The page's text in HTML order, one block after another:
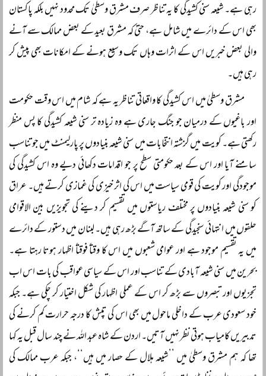
رہی ہے۔ شیعہ سنی کشیدگی کا یہ تناظر صرف مشرق وسطیٰ تک محدود نہیں بلکہ پاکستان
بھی اس کے دائرے میں شامل ہے، حتیٰ کہ مشرق بعید کے بعض ممالک سے آنے
والی بعض خبریں اس کے اثرات وہاں تک وسیع ہونے کے امکانات بھی پیش کر
رہی ہیں۔
مشرق وسطیٰ میں اس کشیدگی کا واقعاتی تناظر یہ ہے کہ شام میں اس وقت حکومت
اور باغیوں کے درمیان جو جنگ جاری ہے وہ زیادہ تر سنی شیعہ کشیدگی کا پس منظر
رکھتی ہے۔ کویت میں گزشتہ انتخابات میں سنی شیعہ بنیادوں پر پارلیمنٹ میں جو تناسب
سامنے آیا اور اس کے بعد حکومتی سطح پر جو اقدامات دکھائی دیے وہ اس کشیدگی کی
موجودگی اور کویت کی قومی سیاست میں اس کی اثر خیزی کی غمازی کرتے ہیں۔ عراق
کو سنی شیعہ بنیادوں پر مختلف ریاستوں میں تقسیم کر دینے کی تجویزیں بین الاقوامی
حلقوں میں انتہائی سنجیدگی کے ساتھ آگے بڑھ رہی ہیں۔ لبنان میں دستور کے دائرے
میں یہ تقسیم موجود ہے اور عوامی شعبوں میں اس کا وقتاً فوقتاً اظہار ہوتا رہتا ہے۔
بحرین میں سنی شیعہ آبادی کے تناسب اور اس کے سیاسی عواقب کی بات اس اب
تجزیوں اور تبصروں سے بڑھ کر اس کے عملی اظہار کی شکل اختیار کر چکی ہے۔ جبکہ
خود سعودی عرب کے داخلی ماحول میں بھی اس کی تپش کا درجہ حرارت کم کرنے کی
تدبیریں کامیاب ہوتی نظر نہیں آتیں۔ اردن کے شاہ عبد اللہ نے چند سال قبل یہ کہا
تھا کہ ہم مشرق وسطیٰ میں ’’شیعہ ہلال کے حصار میں ہیں‘‘، جبکہ عرب ممالک کی